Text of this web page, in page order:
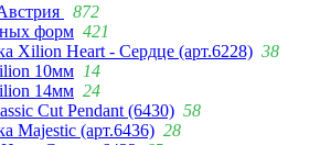
872
форм 421
Xilion Heart - Сердце (арт.6228) 38
10мм 14
14мм 24
Cut Pendant (6430) 58
Majestic (арт.6436) 28